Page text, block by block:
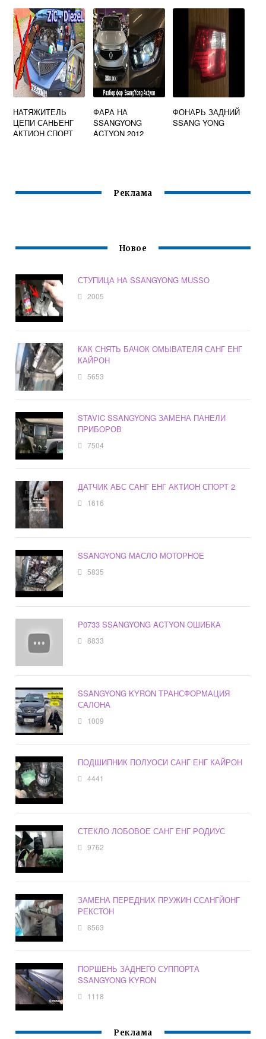
НАТЯЖИТЕЛЬ
ЦЕПИ САНЬЕНГ
АКТИОН СПОРТ
ФАРА НА
SSANGYONG
ACTYON 2012
ФОНАРЬ ЗАДНИЙ
SSANG YONG
Реклама
Новое
СТУПИЦА НА SSANGYONG MUSSO
2005
КАК СНЯТЬ БАЧОК ОМЫВАТЕЛЯ САНГ ЕНГ
КАЙРОН
5653
STAVIC SSANGYONG ЗАМЕНА ПАНЕЛИ
ПРИБОРОВ
7504
ДАТЧИК АБС САНГ ЕНГ АКТИОН СПОРТ 2
1616
SSANGYONG МАСЛО МОТОРНОЕ
5835
P0733 SSANGYONG ACTYON ОШИБКА
8833
SSANGYONG KYRON ТРАНСФОРМАЦИЯ
САЛОНА
1009
ПОДШИПНИК ПОЛУОСИ САНГ ЕНГ КАЙРОН
4441
СТЕКЛО ЛОБОВОЕ САНГ ЕНГ РОДИУС
9762
ЗАМЕНА ПЕРЕДНИХ ПРУЖИН ССАНГЙОНГ
РЕКСТОН
8563
ПОРШЕНЬ ЗАДНЕГО СУППОРТА
SSANGYONG KYRON
1118
Реклама